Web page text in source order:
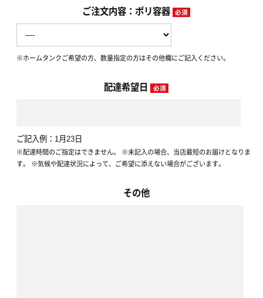
ご注文内容：ポリ容器 必須
※ホームタンクご希望の方、数量指定の方はその他欄にご記入ください。
配達希望日 必須
ご記入例：1月23日
※配達時間のご指定はできません。 ※未記入の場合、当店最短のお届けとなりま
す。 ※気候や配達状況によって、ご希望に添えない場合がございます。
その他